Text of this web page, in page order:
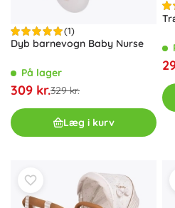
(1)
Dyb barnevogn Baby Nurse
På lager
309 kr.329 kr.
Læg i kurv